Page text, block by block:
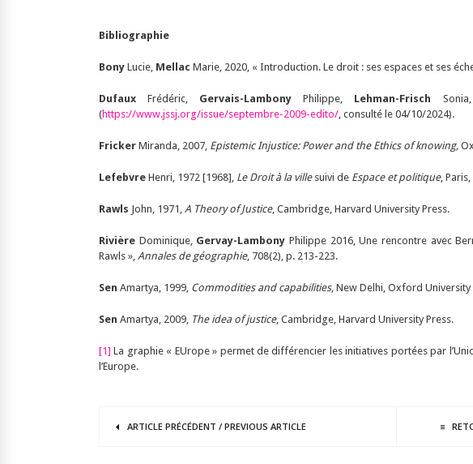
Bibliographie
Bony Lucie, Mellac Marie, 2020, « Introduction. Le droit : ses espaces et ses
Dufaux Frédéric, Gervais-Lambony Philippe, Lehman-Frisch
(https://www.jssj.org/issue/septembre-2009-edito/, consulté le 04/10/2024).
Fricker Miranda, 2007, Epistemic Injustice: Power and the Ethics of knowing,
Lefebvre Henri, 1972 [1968], Le Droit à la villesuivi de Espace et politique,
Rawls John, 1971, A Theory of Justice, Cambridge, Harvard University Press.
Rivière Dominique, Gervay-Lambony Philippe 2016, Une rencontre avec
Rawls », Annales de géographie, 708(2), p. 213-223.
Sen Amartya, 1999, Commodities and capabilities, New Delhi, Oxford University
Sen Amartya, 2009, The idea of justice, Cambridge, Harvard University Press.
[1] La graphie « EUrope » permet de différencier les initiatives portées par
l’Europe.
ARTICLE PRÉCÉDENT / PREVIOUS ARTICLE